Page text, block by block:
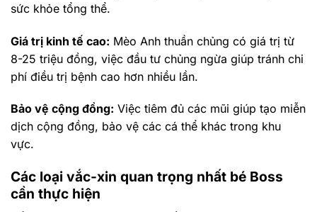
sức khỏe tổng thể.
Giá trị kinh tế cao: Mèo Anh thuần chủng có giá trị từ
8-25 triệu đồng, việc đầu tư chủng ngừa giúp tránh chi
phí điều trị bệnh cao hơn nhiều lần.
Bảo vệ cộng đồng: Việc tiêm đủ các mũi giúp tạo miễn
dịch cộng đồng, bảo vệ các cá thể khác trong khu
vực.
Các loại vắc-xin quan trọng nhất bé Boss
cần thực hiện